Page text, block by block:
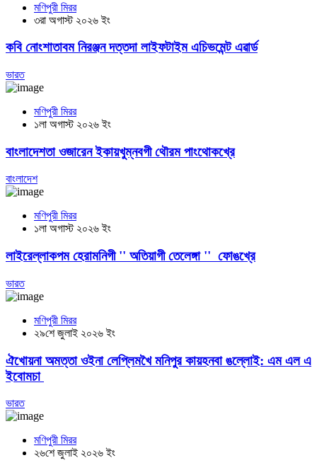
মণিপুরী মিরর
৩রা অগাস্ট ২০২৬ ইং
কবি নোংশাতাবম নিরঞ্জন দত্তদা লাইফটাইম এচিভমেন্ট এৱার্ড
ভারত
মণিপুরী মিরর
১লা অগাস্ট ২০২৬ ইং
বাংলাদেশতা ওজারেন ইকায়খুম্নবগী থৌরম পাংথোকখ্রে
বাংলাদেশ
মণিপুরী মিরর
১লা অগাস্ট ২০২৬ ইং
লাইরেল্লাকপম হেরামনিগী '' অতিয়াগী তেলেঙ্গা '' ফোঙখ্রে
ভারত
মণিপুরী মিরর
২৯শে জুলাই ২০২৬ ইং
ঐখোয়না অমত্তা ওইনা লেপ্লিমখৈ মনিপুর কায়হনবা ঙল্লোই: এম এল এ
ইবোমচা
ভারত
মণিপুরী মিরর
২৬শে জুলাই ২০২৬ ইং